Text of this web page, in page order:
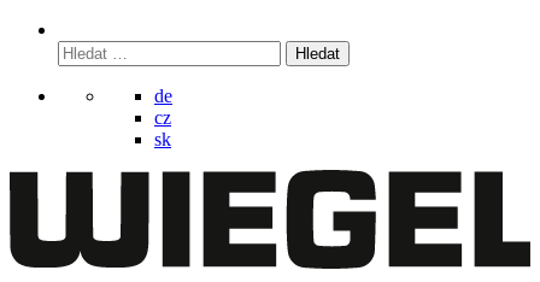
Vyhledávání
de
cz
sk